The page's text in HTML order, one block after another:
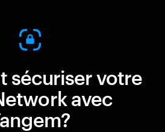
sécuriser votre
avec